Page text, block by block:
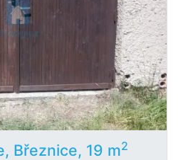
Březnice, 19 m2